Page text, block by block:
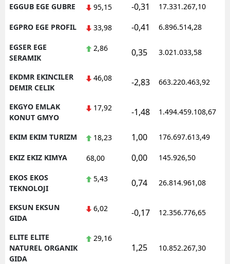
EGGUB EGE GUBRE 95,15 -0,31 17.331.267,10
EGPRO EGE PROFIL 33,98 -0,41 6.896.514,28
EGSER EGE
SERAMIK
2,86 0,35 3.021.033,58
EKDMR EKINCILER
DEMIR CELIK
46,08 -2,83 663.220.463,92
EKGYO EMLAK
KONUT GMYO
17,92 -1,48 1.494.459.108,67
EKIM EKIM TURIZM 18,23 1,00 176.697.613,49
EKIZ EKIZ KIMYA 68,00 0,00 145.926,50
EKOS EKOS
TEKNOLOJI
5,43 0,74 26.814.961,08
EKSUN EKSUN
GIDA
6,02 -0,17 12.356.776,65
ELITE ELITE
NATUREL ORGANIK
GIDA
29,16
1,25 10.852.267,30